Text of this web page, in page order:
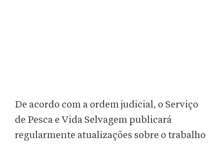
De acordo com a ordem judicial, o Serviço
de Pesca e Vida Selvagem publicará
regularmente atualizações sobre o trabalho